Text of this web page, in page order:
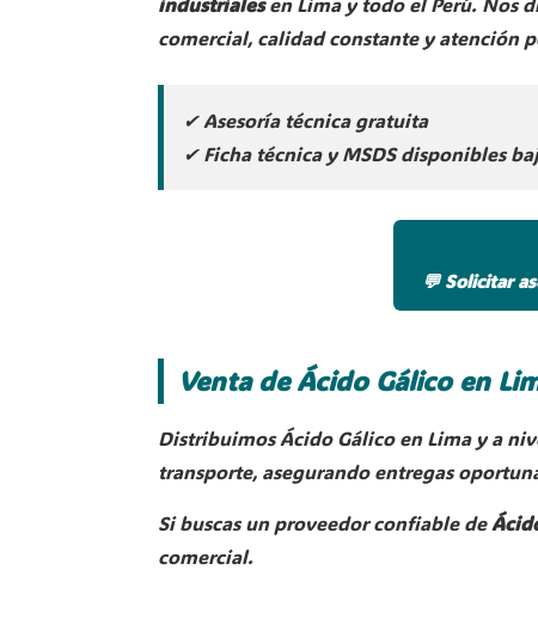
comercial, calidad constante y atención
✔ Asesoría técnica gratuita
✔ Ficha técnica y MSDS disponibles
💬 Solicitar
Venta de Ácido Gálico en
Distribuimos Ácido Gálico en Lima y a
transporte, asegurando entregas
Si buscas un proveedor confiable de
comercial.